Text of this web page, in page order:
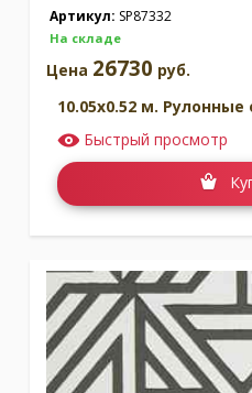
Артикул: SP87332
На складе
Цена 26730 руб.
10.05x0.52 м.
Быстрый просмотр